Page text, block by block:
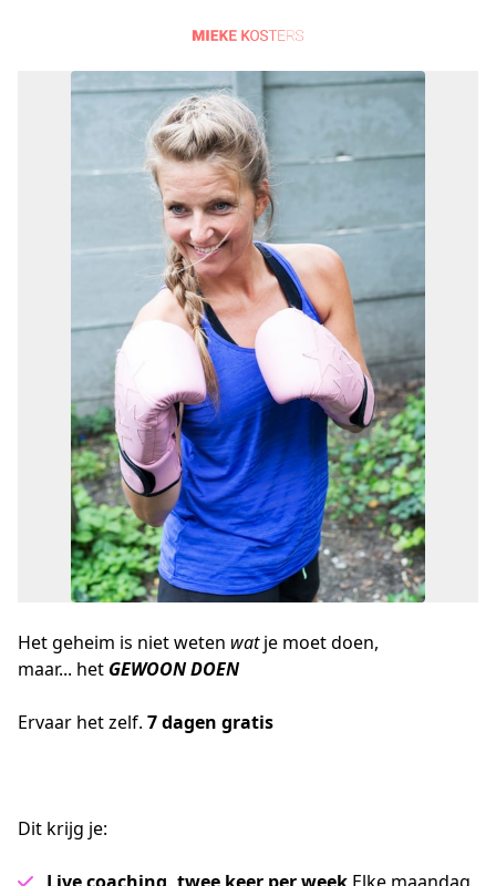
Het geheim is niet weten watje moet doen,
maar... het GEWOONDOEN
Ervaar het zelf. 7 dagen gratis
Dit krijg je: